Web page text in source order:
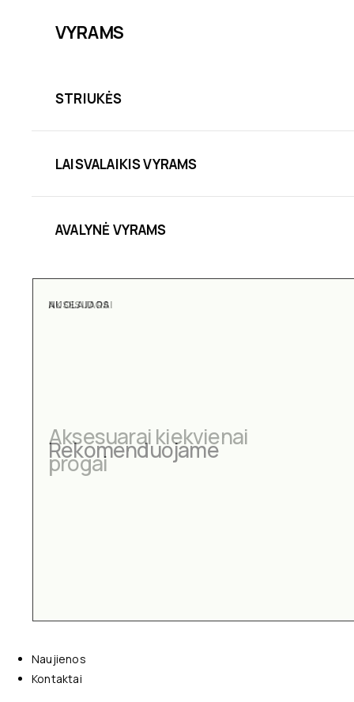
VYRAMS
STRIUKĖS
LAISVALAIKIS VYRAMS
AVALYNĖ VYRAMS
AKSESUARAI
Aksesuarai kiekvienai
progai
Naujienos
Kontaktai